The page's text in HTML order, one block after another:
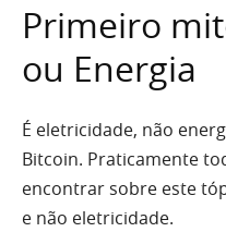
Primeiro
ou Energia
É eletricidade, não
Bitcoin. Praticamente
encontrar sobre este
e não eletricidade.